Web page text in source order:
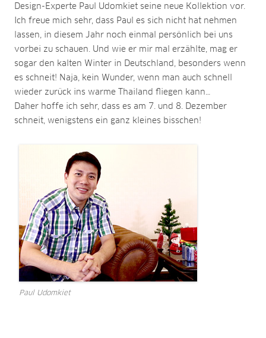
Design-Experte Paul Udomkiet seine neue Kollektion vor.
Ich freue mich sehr, dass Paul es sich nicht hat nehmen
lassen, in diesem Jahr noch einmal persönlich bei uns
vorbei zu schauen. Und wie er mir mal erzählte, mag er
sogar den kalten Winter in Deutschland, besonders wenn
es schneit! Naja, kein Wunder, wenn man auch schnell
wieder zurück ins warme Thailand fliegen kann…
Daher hoffe ich sehr, dass es am 7. und 8. Dezember
schneit, wenigstens ein ganz kleines bisschen!
Paul Udomkiet